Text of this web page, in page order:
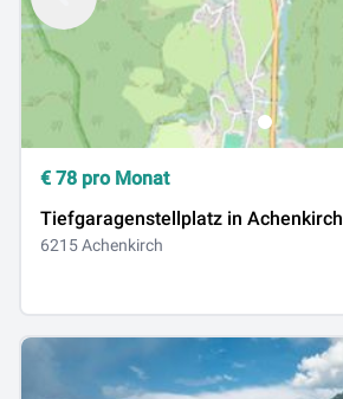
€ 78 pro Monat
Tiefgaragenstellplatz in Achenkirch
6215 Achenkirch